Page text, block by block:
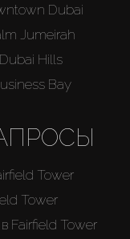
Dubai
Jumeirah
Hills
Bay
Tower
Tower
Fairfield Tower